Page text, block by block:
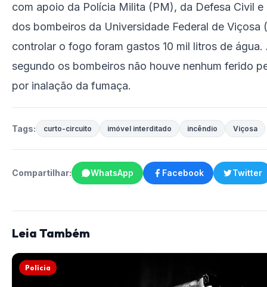
com apoio da Polícia Milita (PM), da Defesa Civil e
dos bombeiros da Universidade Federal de Viçosa
controlar o fogo foram gastos 10 mil litros de água.
segundo os bombeiros não houve nenhum ferido
por inalação da fumaça.
Tags: curto-circuito imóvel interditado incêndio Viçosa
Compartilhar: WhatsApp Facebook Twitter
Leia Também
Polícia